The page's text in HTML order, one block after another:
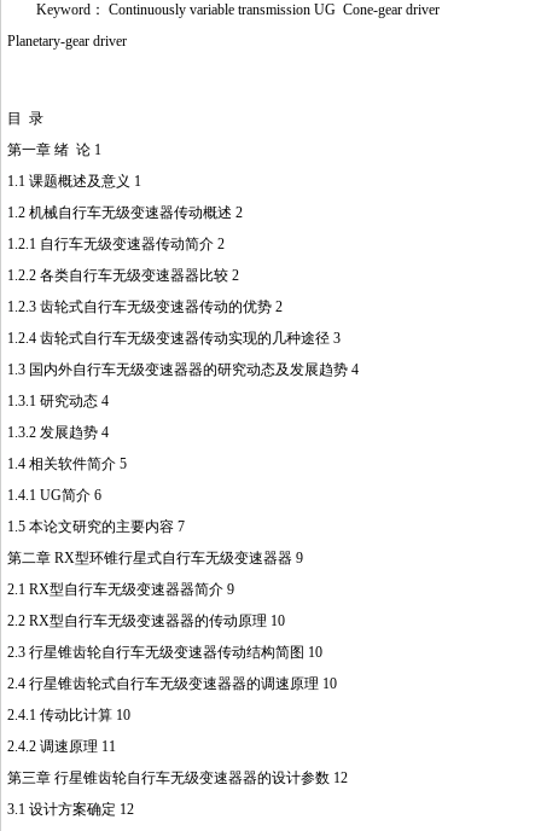
Keyword： Continuously variable transmission UG Cone-gear driver
Planetary-gear driver
目 录
第一章 绪 论 1
1.1 课题概述及意义 1
1.2 机械自行车无级变速器传动概述 2
1.2.1 自行车无级变速器传动简介 2
1.2.2 各类自行车无级变速器器比较 2
1.2.3 齿轮式自行车无级变速器传动的优势 2
1.2.4 齿轮式自行车无级变速器传动实现的几种途径 3
1.3 国内外自行车无级变速器器的研究动态及发展趋势 4
1.3.1 研究动态 4
1.3.2 发展趋势 4
1.4 相关软件简介 5
1.4.1 UG简介 6
1.5 本论文研究的主要内容 7
第二章 RX型环锥行星式自行车无级变速器器 9
2.1 RX型自行车无级变速器器简介 9
2.2 RX型自行车无级变速器器的传动原理 10
2.3 行星锥齿轮自行车无级变速器传动结构简图 10
2.4 行星锥齿轮式自行车无级变速器器的调速原理 10
2.4.1 传动比计算 10
2.4.2 调速原理 11
第三章 行星锥齿轮自行车无级变速器器的设计参数 12
3.1 设计方案确定 12